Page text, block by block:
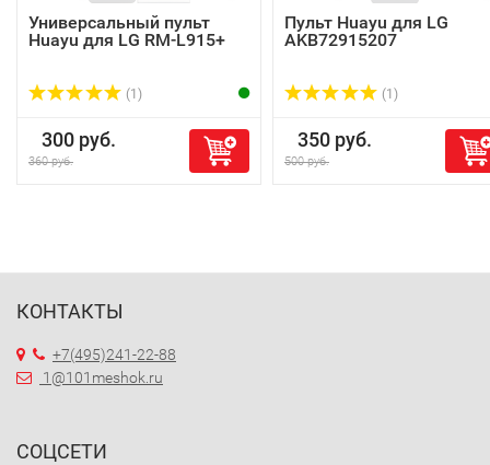
Универсальный пульт
Huayu для LG RM-L915+
(1)
300 руб.
360 руб.
Пульт Huayu для LG
AKB72915207
(1)
350 руб.
500 руб.
КОНТАКТЫ
+7(495)241-22-88
1@101meshok.ru
СОЦСЕТИ